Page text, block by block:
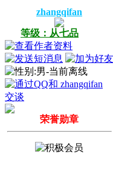
zhangqifan
等级：从七品
荣誉勋章